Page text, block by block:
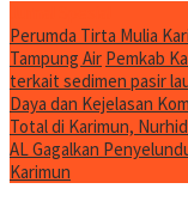
Perumda Tirta Mulia
Tampung Air Pemkab
terkait sedimen pasir
Daya dan Kejelasan
Total di Karimun,
AL Gagalkan
Karimun